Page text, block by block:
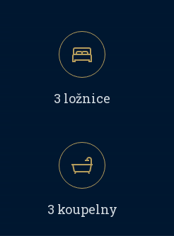
3 ložnice
3 koupelny